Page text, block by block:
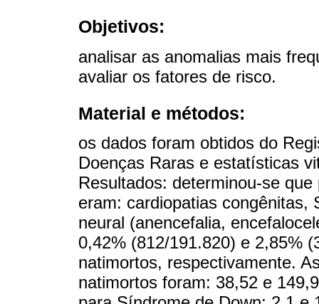
Objetivos:
analisar as anomalias mais
avaliar os fatores de risco.
Material e métodos:
os dados foram obtidos do
Doenças Raras e estatísticas
Resultados: determinou-se
eram: cardiopatias congênitas,
neural (anencefalia,
0,42% (812/191.820) e 2,85%
natimortos, respectivamente.
natimortos foram: 38,52 e